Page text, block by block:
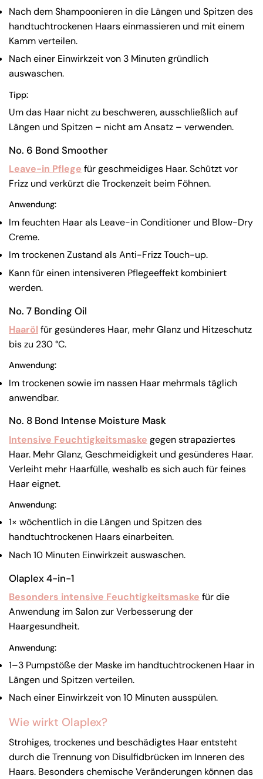
Nach dem Shampoonieren in die Längen und Spitzen des
handtuchtrockenen Haars einmassieren und mit einem
Kamm verteilen.
Nach einer Einwirkzeit von 3 Minuten gründlich
auswaschen.
Tipp:
Um das Haar nicht zu beschweren, ausschließlich auf
Längen und Spitzen – nicht am Ansatz – verwenden.
No. 6 Bond Smoother
Leave-in Pflege für geschmeidiges Haar. Schützt vor
Frizz und verkürzt die Trockenzeit beim Föhnen.
Anwendung:
Im feuchten Haar als Leave-in Conditioner und Blow-Dry
Creme.
Im trockenen Zustand als Anti-Frizz Touch-up.
Kann für einen intensiveren Pflegeeffekt kombiniert
werden.
No. 7 Bonding Oil
Haaröl für gesünderes Haar, mehr Glanz und Hitzeschutz
bis zu 230 °C.
Anwendung:
Im trockenen sowie im nassen Haar mehrmals täglich
anwendbar.
No. 8 Bond Intense Moisture Mask
Intensive Feuchtigkeitsmaske gegen strapaziertes
Haar. Mehr Glanz, Geschmeidigkeit und gesünderes Haar.
Verleiht mehr Haarfülle, weshalb es sich auch für feines
Haar eignet.
Anwendung:
1× wöchentlich in die Längen und Spitzen des
handtuchtrockenen Haars einarbeiten.
Nach 10 Minuten Einwirkzeit auswaschen.
Olaplex 4-in-1
Besonders intensive Feuchtigkeitsmaske für die
Anwendung im Salon zur Verbesserung der
Haargesundheit.
Anwendung:
1–3 Pumpstöße der Maske im handtuchtrockenen Haar in
Längen und Spitzen verteilen.
Nach einer Einwirkzeit von 10 Minuten ausspülen.
Wie wirkt Olaplex?
Strohiges, trockenes und beschädigtes Haar entsteht
durch die Trennung von Disulfidbrücken im Inneren des
Haars. Besonders chemische Veränderungen können das
Teile diesen Artikel
Facebook
auf Pinterest